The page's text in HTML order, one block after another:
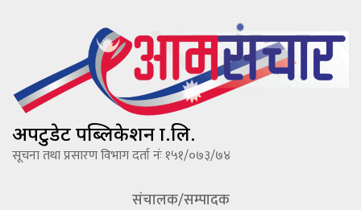
अपटुडेट पब्लिकेशन प्रा.लि.
सूचना तथा प्रसारण विभाग दर्ता नंः १५१/०७३/७४
संचालक/सम्पादक